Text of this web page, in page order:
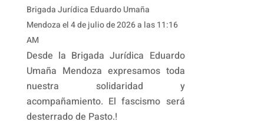
Brigada Jurídica Eduardo Umaña
Mendozael 4 de julio de 2026 a las 11:16
AM
Desde la Brigada Jurídica Eduardo
Umaña Mendoza expresamos toda
nuestra solidaridad y
acompañamiento. El fascismo será
desterrado de Pasto.!